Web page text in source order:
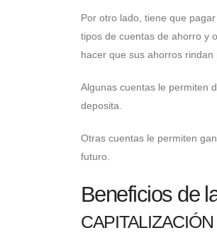
Por otro lado, tiene que
tipos de cuentas de ahorro y
hacer que sus ahorros
Algunas cuentas le permiten
deposita.
Otras cuentas le permiten
futuro.
Beneficios de